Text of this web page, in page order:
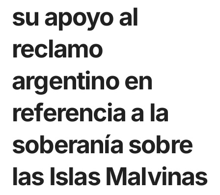
su apoyo al
reclamo
argentino en
referencia a la
soberanía sobre
las Islas Malvinas